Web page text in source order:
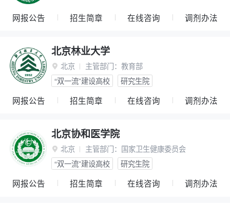
网报公告 招生简章 在线咨询 调剂办法
北京林业大学
 北京 主管部门： 教育部
“双一流”建设高校
研究生院
网报公告 招生简章 在线咨询 调剂办法
北京协和医学院
 北京 主管部门： 国家卫生健康委员会
“双一流”建设高校
研究生院
网报公告 招生简章 在线咨询 调剂办法